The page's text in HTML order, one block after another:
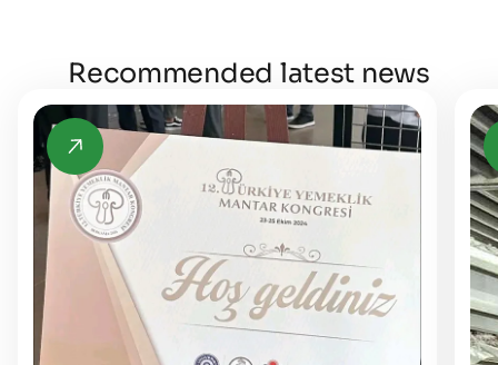
Recommended latest news